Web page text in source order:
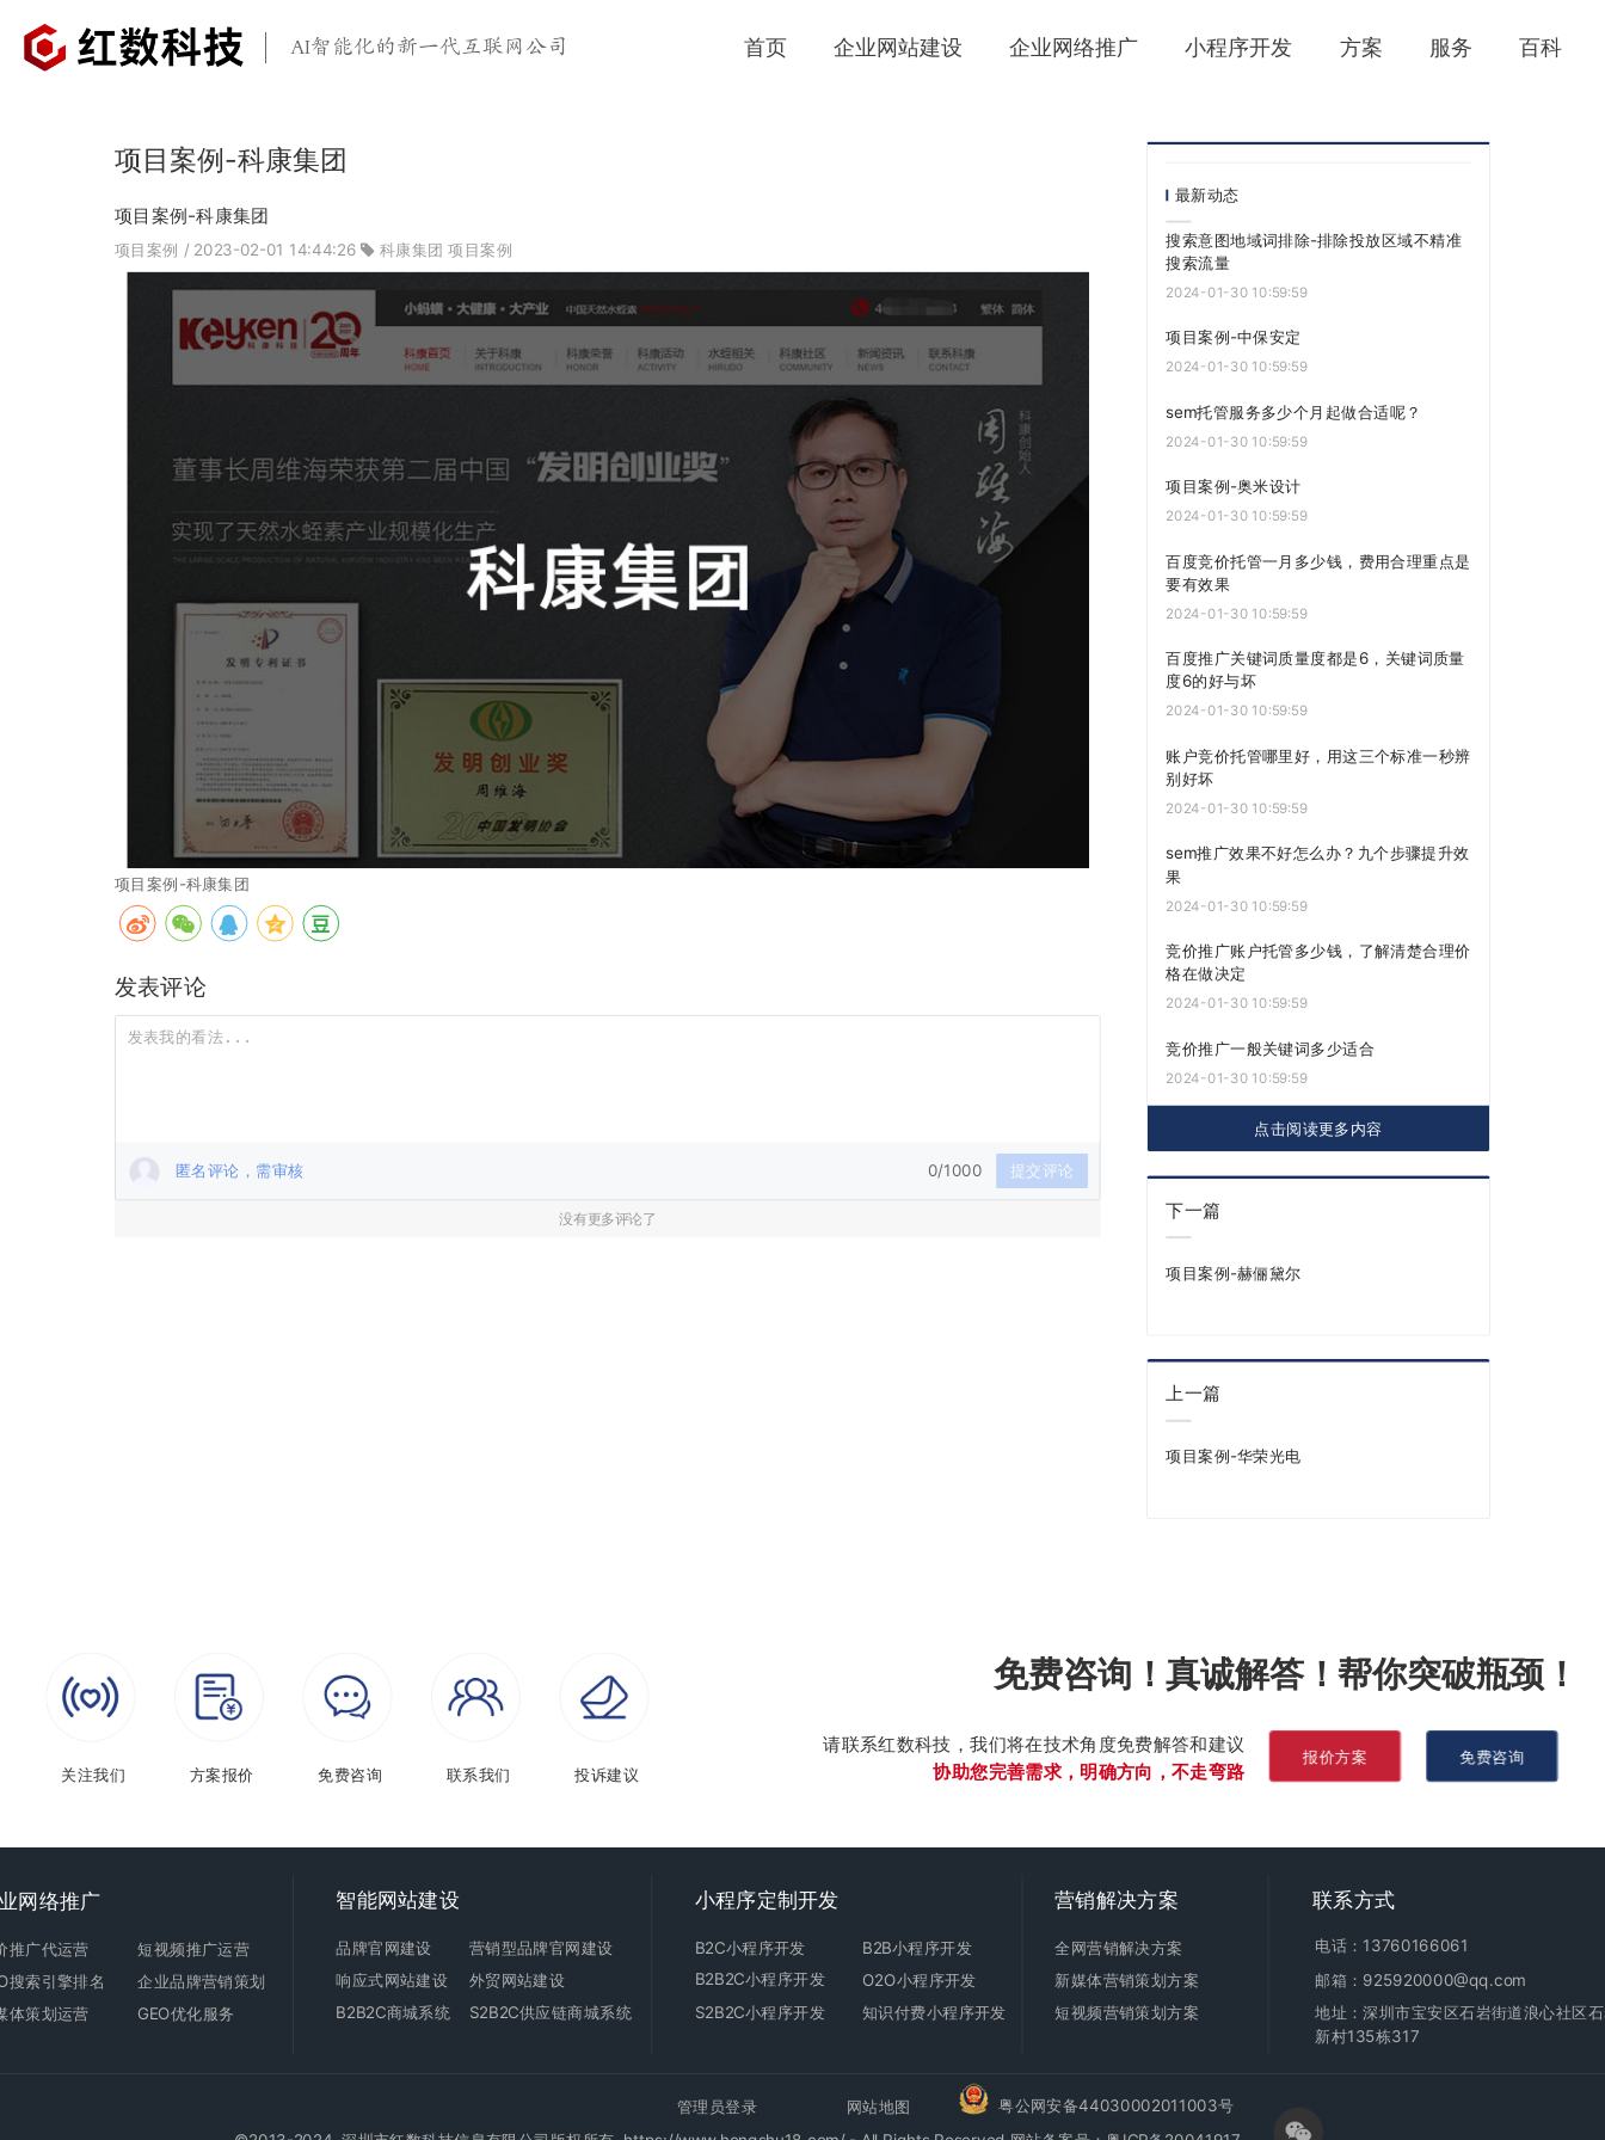
AI智能化的新一代互联网公司 首页 企业网站建设 企业网络推广 小程序开发 方案 服务 百科
项目案例-科康集团
项目案例-科康集团
项目案例 / 2023-02-01 14:44:26 科康集团 项目案例
项目案例-科康集团
发表评论
匿名评论，需审核 0/1000 提交评论
没有更多评论了
最新动态
搜索意图地域词排除-排除投放区域不精准
搜索流量
2024-01-30 10:59:59
项目案例-中保安定
2024-01-30 10:59:59
sem托管服务多少个月起做合适呢？
2024-01-30 10:59:59
项目案例-奥米设计
2024-01-30 10:59:59
百度竞价托管一月多少钱，费用合理重点是
要有效果
2024-01-30 10:59:59
百度推广关键词质量度都是6，关键词质量
度6的好与坏
2024-01-30 10:59:59
账户竞价托管哪里好，用这三个标准一秒辨
别好坏
2024-01-30 10:59:59
sem推广效果不好怎么办？九个步骤提升效
果
2024-01-30 10:59:59
竞价推广账户托管多少钱，了解清楚合理价
格在做决定
2024-01-30 10:59:59
竞价推广一般关键词多少适合
2024-01-30 10:59:59
点击阅读更多内容
下一篇
项目案例-赫俪黛尔
上一篇
项目案例-华荣光电
免费咨询！真诚解答！帮你突破瓶颈！
请联系红数科技，我们将在技术角度免费解答和建议
协助您完善需求，明确方向，不走弯路
免费咨询
报价方案
关注我们
方案报价 免费咨询 投诉建议
联系我们
智能网站建设
品牌官网建设
营销型品牌官网建设
外贸网站建设
B2B2C商城系统
响应式网站建设
S2B2C供应链商城系统
小程序定制开发
B2C小程序开发
B2B小程序开发
O2O小程序开发
知识付费小程序开发
B2B2C小程序开发
S2B2C小程序开发
网络推广
搜索引擎排名 企业品牌营销策划
GEO优化服务
体策划运营
推广代运营 短视频推广运营
营销解决方案
全网营销解决方案
新媒体营销策划方案
短视频营销策划方案
联系方式
电话：13760166061
邮箱：925920000@qq.com
地址：深圳市宝安区石岩街道浪心社区
新村135栋317
管理员登录 网站地图 粤公网安备44030002011003号